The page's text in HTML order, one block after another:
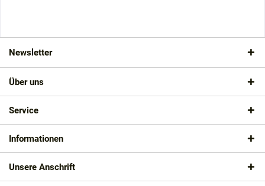
Newsletter
Über uns
Service
Informationen
Unsere Anschrift